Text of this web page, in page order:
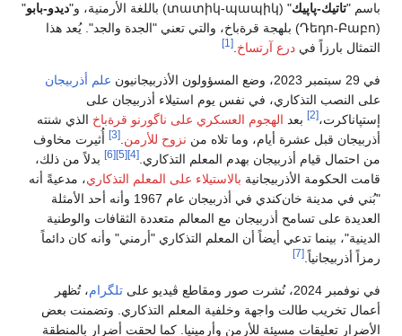
باسم "تاتيك-پاپيك" (տատիկ-պապիկ) باللغة الأرمنية، و" ديدو-بابو"
(Դեդո-Բաբո) بلهجة قرةباخ، والتي تعني "الجدة والجد". يُعد هذا
التمثال بارزاً في درع آرتساخ.
[1]
في 29 سبتمبر 2023، وضع المسؤولون الأذربيجانيون
علم أذربيجان
على النصب التذكاري، في نفس يوم استيلاء أذربيجان على
إستپاناكرت،[2] بعد الهجوم العسكري على ناگورنو قرةباخ الذي شنته
أذربيجان قبل عشرة أيام، وما تلاه من نزوح للأرمن.
[3]
أُثيرت مخاوف
من احتمال قيام أذربيجان بهدم المعلم التذكاري.[4]
[5]
[6]
بدلاً من ذلك،
قامت الحكومة الأذربيجانية بالاستيلاء على المعلم التذكاري، مدعيةً أنه
"بُني في مدينة خان‌كندي في أذربيجان عام 1967 وأنه أحد الأمثلة
العديدة على تسامح أذربيجان مع المعالم متعددة الثقافات والوطنية
الدينية"، بينما تدعي أيضاً أن المعلم التذكاري "أرمني" وأنه كان دائماً
رمزاً أذربيجانياً.[7]
في نوفمبر 2024، نُشرت صور ومقاطع ڤيديو على تلگرام، تُظهر
أعمال تخريب طالت واجهة وخلفية المعلم التذكاري. وتضمنت بعض
الأضرار تعليقات مسيئة للأرمن وأرمينيا. كما لحقت أضرار بالمنطقة